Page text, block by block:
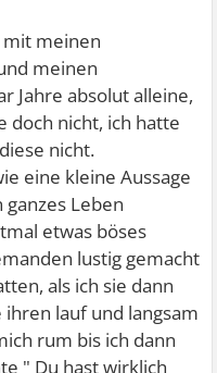
mit meinen
meinen
Jahre absolut alleine,
doch nicht, ich hatte
nicht.
eine kleine Aussage
Leben
etwas böses
lustig gemacht
als ich sie dann
lauf und langsam
rum bis ich dann
" Du hast wirklich